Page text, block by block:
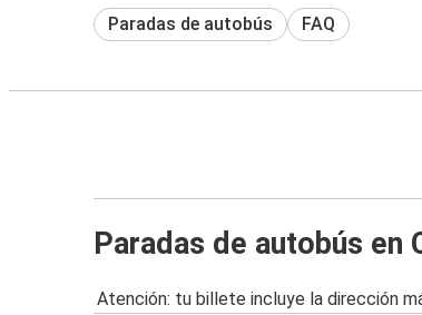
Paradas de autobús FAQ
Paradas de autobús en
Atención: tu billete incluye la dirección